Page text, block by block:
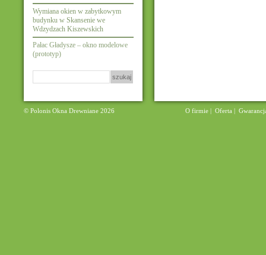
Wymiana okien w zabytkowym
budynku w Skansenie we
Wdzydzach Kiszewskich
Pałac Gładysze – okno modelowe
(prototyp)
© Polonis Okna Drewniane 2026 O firmie | Oferta |